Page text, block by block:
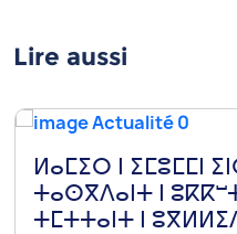
Lire aussi
ⵍⴰⵎⵉⵔ ⵏ ⵉⵎⵓⵎⵎⵏ
ⵜⴰⵙⴳⴷⴰⵏⵜ ⵏ
ⵜⵎⵜⵜⴰⵏⵜ ⵏ